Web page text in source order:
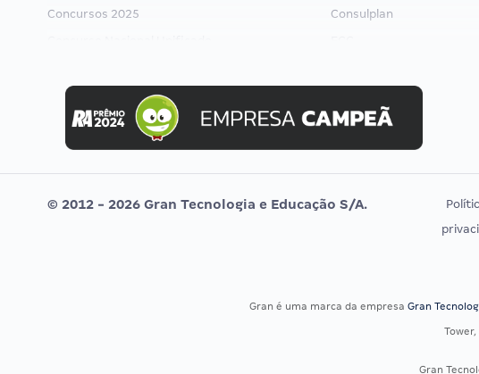
Concursos 2025
Concurso MPU
Editais publicados
Consulplan
Selecon
Uniase
Vunesp
© 2012 - 2026 Gran Tecnologia e Educação S/A.
Gran é uma marca da empresaGran
Tower,
Gran